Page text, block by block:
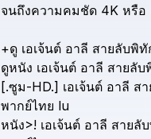
จนถึงความคมชัด 4K หรือ
+ดู เอเจ้นต์ อาลี สายลับพิ
ดูหนัง เอเจ้นต์ อาลี สายลับ
[.ซูม-HD.] เอเจ้นต์ อาลี ส
พากย์ไทย lu
หนัง>! เอเจ้นต์ อาลี สายลั